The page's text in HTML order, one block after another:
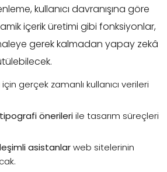
kullanıcı davranışına göre
içerik üretimi gibi fonksiyonlar,
gerek kalmadan yapay zekâ
için gerçek zamanlı kullanıcı verileri
önerileriile tasarım süreçleri
asistanlarweb sitelerinin